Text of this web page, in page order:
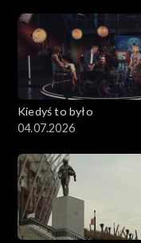
Kiedyś to było
04.07.2026